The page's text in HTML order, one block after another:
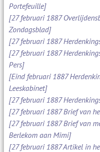
Portefeuille]
[27 februari 1887
Zondagsblad]
[27 februari 1887
[27 februari 1887
Pers]
[Eind februari 1887
Leeskabinet]
[27 februari 1887
[27 februari 1887 Brief van
[27 februari 1887 Brief van
Berlekom aan Mimi]
[27 februari 1887 Artikel in